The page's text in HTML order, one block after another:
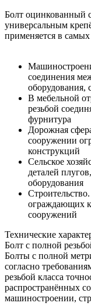
Болт оцинкованный
универсальным
применяется в
соединения
оборудования,
В мебельной
резьбой
фурнитура
Дорожная
сооружении
конструкций
Сельское
деталей
оборудования
ограждающих
сооружений
Технические
Болт с полной
Болты с полной
согласно
резьбой класса
распространённых
машиностроении,